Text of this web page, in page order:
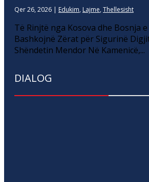
Qer 26, 2026 | Edukim, Lajme, Thellesisht
Të Rinjtë nga Kosova dhe Bosnja
Bashkojnë Zërat për Sigurinë
Shëndetin Mendor Në Kamenicë,...
DIALOG